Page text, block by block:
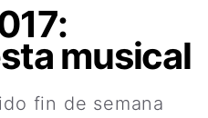
musical
fin de semana